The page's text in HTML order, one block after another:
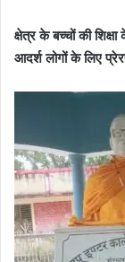
क्षेत्र के बच्चों की
आदर्श लोगों के लिए